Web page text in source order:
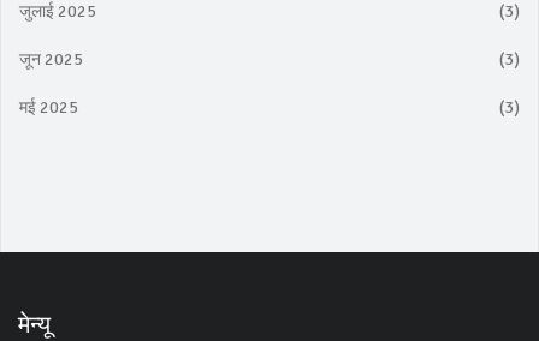
जुलाई 2025 (3)
जून 2025 (3)
मई 2025 (3)
मेन्यू